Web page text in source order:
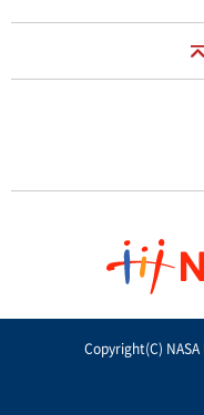
Copyright(C) NASA